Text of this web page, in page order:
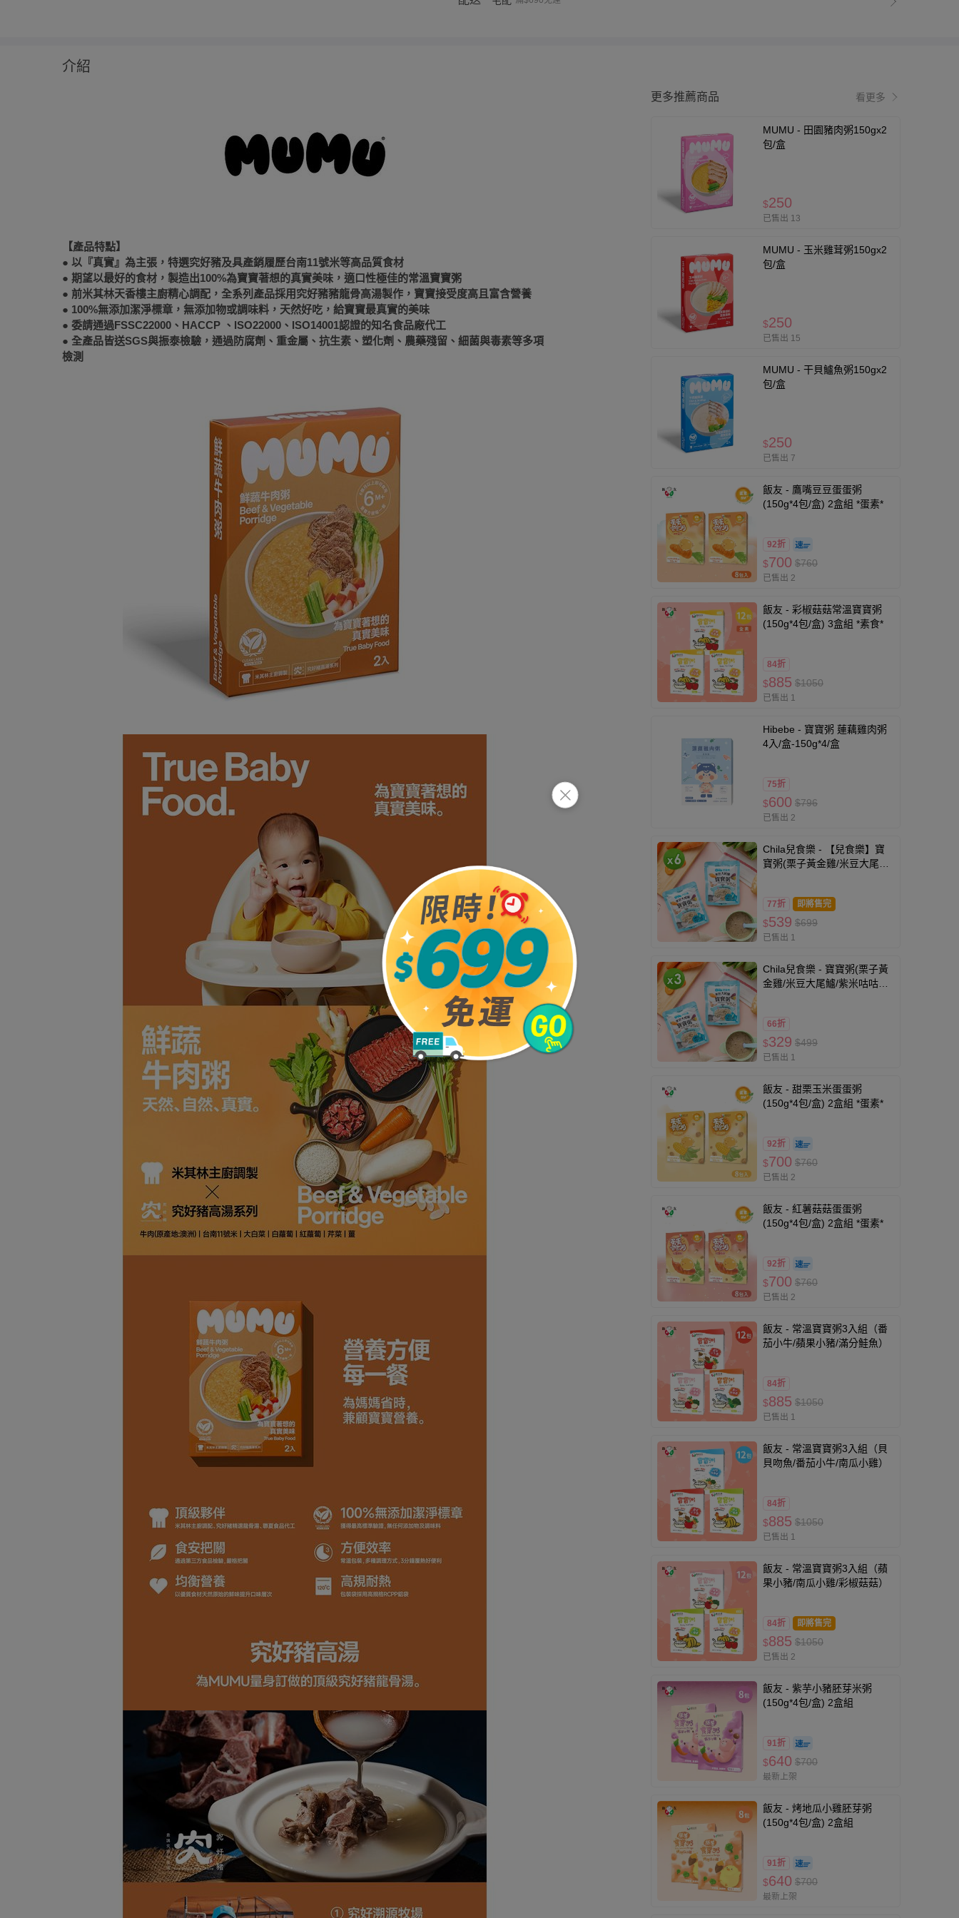
介紹
【產品特點】
● 以『真實』為主張，特選究好豬及具產銷履歷台南11號米等高品質食材
● 期望以最好的食材，製造出100%為寶寶著想的真實美味，適口性極佳的常溫寶寶粥
● 前米其林天香樓主廚精心調配，全系列產品採用究好豬豬龍骨高湯製作，寶寶接受度高且富含營養
● 100%無添加潔淨標章，無添加物或調味料，天然好吃，給寶寶最真實的美味
● 委請通過FSSC22000、HACCP 、ISO22000、ISO14001認證的知名食品廠代工
● 全產品皆送SGS與振泰檢驗，通過防腐劑、重金屬、抗生素、塑化劑、農藥殘留、細菌與毒素等多項
檢測
更多推薦商品 看更多
MUMU - 田園豬肉粥150gx2
包/盒
$250
已售出 13
MUMU - 玉米雞茸粥150gx2
包/盒
$250
已售出 15
MUMU - 干貝鱸魚粥150gx2
包/盒
$250
已售出 7
飯友 - 鷹嘴豆豆蛋蛋粥
(150g*4包/盒) 2盒組 *蛋素*
92折
$700 $760
已售出 2
飯友 - 彩椒菇菇常溫寶寶粥
(150g*4包/盒) 3盒組 *素食*
84折
$885 $1050
已售出 1
Hibebe - 寶寶粥 蓮藕雞肉粥
4入/盒-150g*4/盒
75折
$600 $796
已售出 2
Chila兒食樂 - 【兒食樂】寶
寶粥(栗子黃金雞/米豆大尾鱸/
77折 即將售完
$539 $699
已售出 1
Chila兒食樂 - 寶寶粥(栗子黃
金雞/米豆大尾鱸/紫米咕咕雞)
66折
$329 $499
已售出 1
飯友 - 甜栗玉米蛋蛋粥
(150g*4包/盒) 2盒組 *蛋素*
92折
$700 $760
已售出 2
飯友 - 紅薯菇菇蛋蛋粥
(150g*4包/盒) 2盒組 *蛋素*
92折
$700 $760
已售出 2
飯友 - 常溫寶寶粥3入組（番
茄小牛/蘋果小豬/滿分鮭魚）
84折
$885 $1050
已售出 1
飯友 - 常溫寶寶粥3入組（貝
貝吻魚/番茄小牛/南瓜小雞）
84折
$885 $1050
已售出 1
飯友 - 常溫寶寶粥3入組（蘋
果小豬/南瓜小雞/彩椒菇菇）
84折 即將售完
$885 $1050
已售出 2
飯友 - 紫芋小豬胚芽米粥
(150g*4包/盒) 2盒組
91折
$640 $700
最新上架
飯友 - 烤地瓜小雞胚芽粥
(150g*4包/盒) 2盒組
91折
$640 $700
最新上架